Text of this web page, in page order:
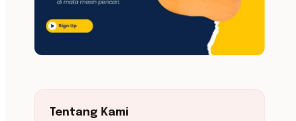
Tentang Kami